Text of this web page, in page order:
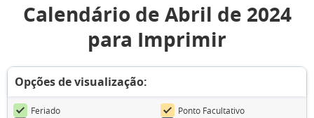
Calendário de Abril de 2024
para Imprimir
Opções de visualização:
Feriado
Ponto Facultativo